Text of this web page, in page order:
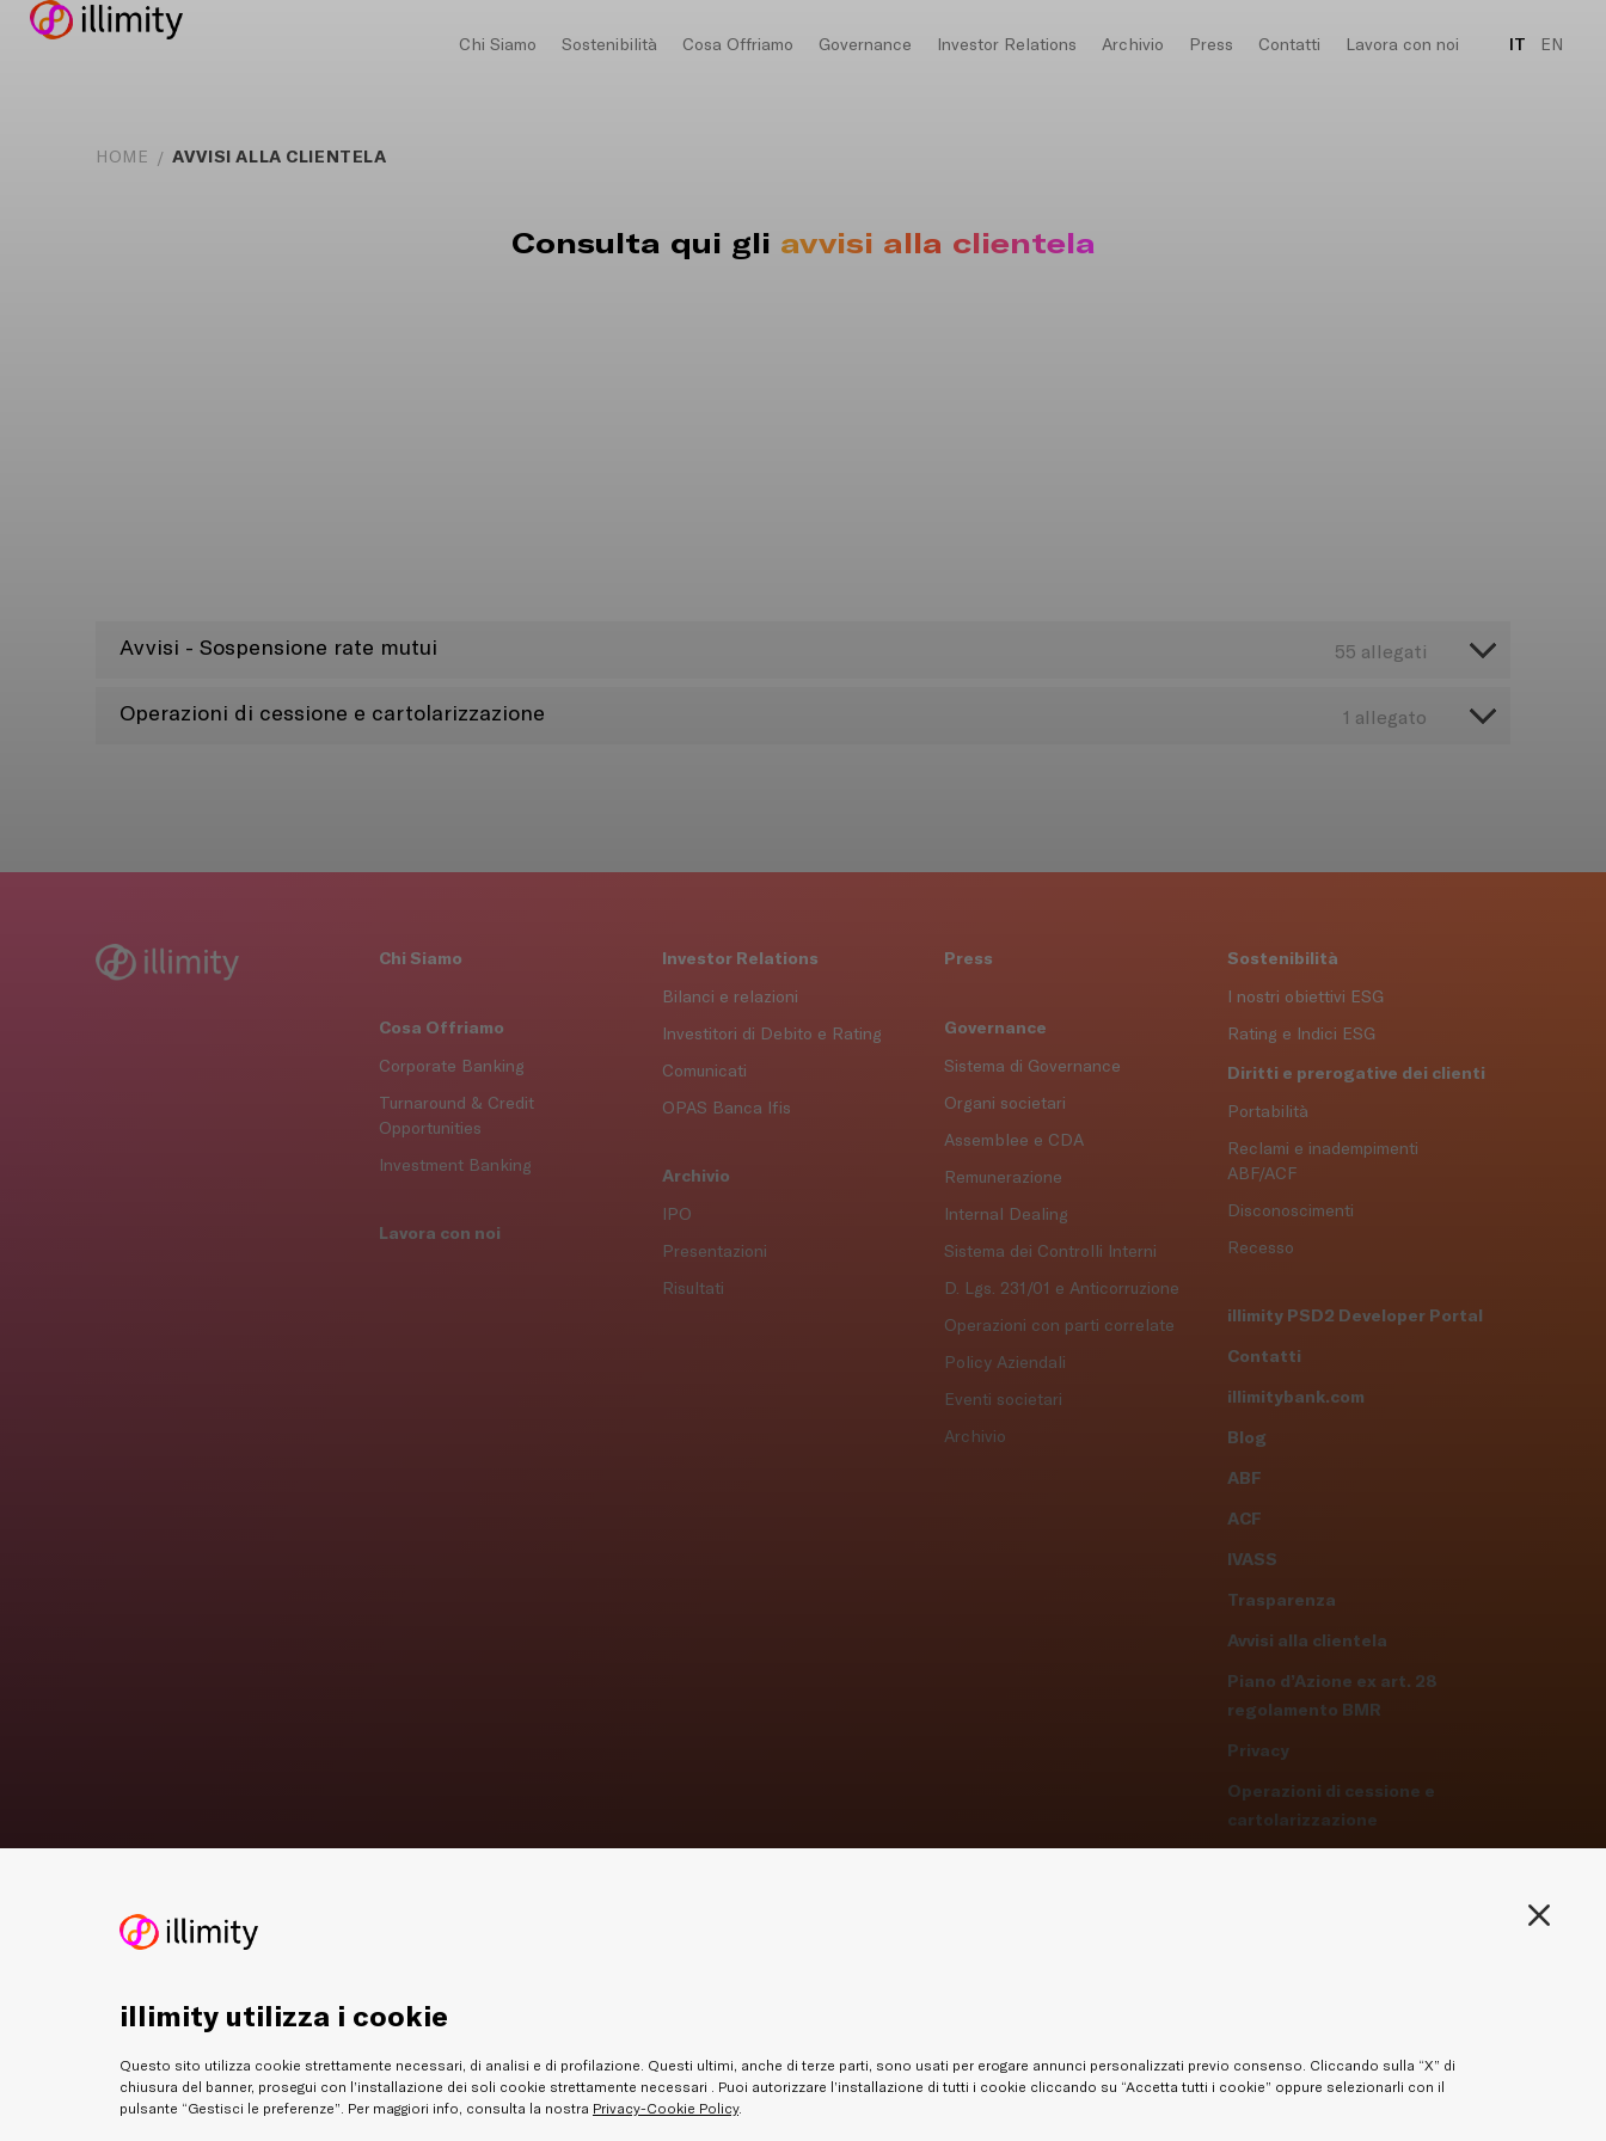
illimity utilizza i cookie
Questo sito utilizza cookie strettamente necessari, di analisi e di profilazione. Questi ultimi, anche di terze parti, sono usati per erogare annunci personalizzati previo consenso. Cliccando sulla “X” di
chiusura del banner, prosegui con l’installazione dei soli cookie strettamente necessari . Puoi autorizzare l’installazione di tutti i cookie cliccando su “Accetta tutti i cookie” oppure selezionarli con il
pulsante “Gestisci le preferenze”. Per maggiori info, consulta la nostra Privacy-Cookie Policy.
Chi Siamo Sostenibilità Cosa Offriamo Governance Investor Relations Archivio Press Contatti Lavora con noi IT EN
HOME AVVISI ALLA CLIENTELA
Consulta qui gli avvisi alla clientela
Avvisi - Sospensione rate mutui
Operazioni di cessione e cartolarizzazione
Chi Siamo
Cosa Offriamo
Corporate Banking
Turnaround & Credit
Opportunities
Investment Banking
Lavora con noi
Investor Relations
Bilanci e relazioni
Investitori di Debito e Rating
Comunicati
OPAS Banca Ifis
Archivio
IPO
Presentazioni
Risultati
Press
Governance
Sistema di Governance
Organi societari
Assemblee e CDA
Remunerazione
Internal Dealing
Sistema dei Controlli Interni
D. Lgs. 231/01 e Anticorruzione
Operazioni con parti correlate
Policy Aziendali
Eventi societari
Archivio
Sostenibilità
I nostri obiettivi ESG
Rating e Indici ESG
Diritti e prerogative dei clienti
Portabilità
Reclami e inadempimenti
ABF/ACF
Disconoscimenti
Recesso
illimity PSD2 Developer Portal
Contatti
illimitybank.com
Blog
ABF
ACF
IVASS
Trasparenza
Avvisi alla clientela
Piano d’Azione ex art. 28
regolamento BMR
Privacy
Operazioni di cessione e
cartolarizzazione